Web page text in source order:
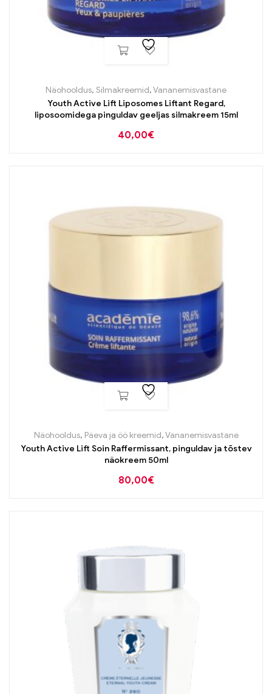
Näohooldus, Silmakreemid,Vananemisvastane
Youth Active Lift Liposomes Liftant Regard,
liposoomidega pinguldav geeljas silmakreem 15ml
40,00€
Näohooldus, Päeva ja öö kreemid,Vananemisvastane
Youth Active Lift Soin Raffermissant, pinguldav ja tõstev
näokreem 50ml
80,00€